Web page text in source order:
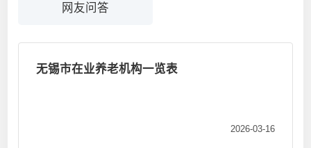
网友问答
无锡市在业养老机构一览表
2026-03-16